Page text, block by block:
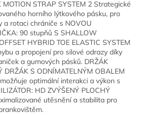
MOTION STRAP SYSTEM 2 Strategické
horního lýtkového pásku, pro
a rotaci chrániče s NOVOU
90 stupňů S SHALLOW
HYBRID TOE ELASTIC SYSTEM
a propojení pro silové odrazy díky
a gumových pásků. DRŽÁK
DRŽÁK S ODNÍMATELNÝM OBALEM
optimální interakci a výkon s
HD ZVÝŠENÝ PLOCHÝ
utěsnění a stabilita pro